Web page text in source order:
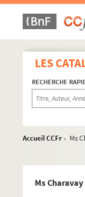
LES
RECHERCHE
Accueil CCFr >
Ms
Ms